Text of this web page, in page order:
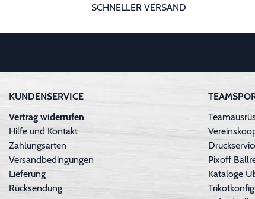
SCHNELLER VERSAND
KUNDENSERVICE
Vertrag widerrufen
Hilfe und Kontakt
Zahlungsarten
Versandbedingungen
Lieferung
Rücksendung
Pixoff
Kataloge